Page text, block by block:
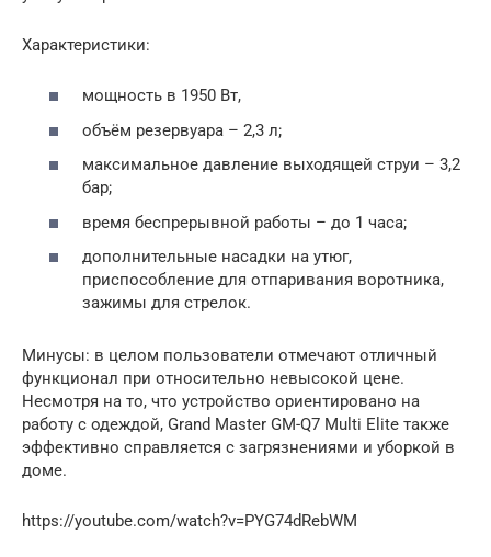
Характеристики:
мощность в 1950 Вт,
объём резервуара – 2,3 л;
максимальное давление выходящей струи – 3,2
бар;
время беспрерывной работы – до 1 часа;
дополнительные насадки на утюг,
приспособление для отпаривания воротника,
зажимы для стрелок.
Минусы: в целом пользователи отмечают отличный
функционал при относительно невысокой цене.
Несмотря на то, что устройство ориентировано на
работу с одеждой, Grand Master GM-Q7 Multi Elite также
эффективно справляется с загрязнениями и уборкой в
доме.
https://youtube.com/watch?v=PYG74dRebWM